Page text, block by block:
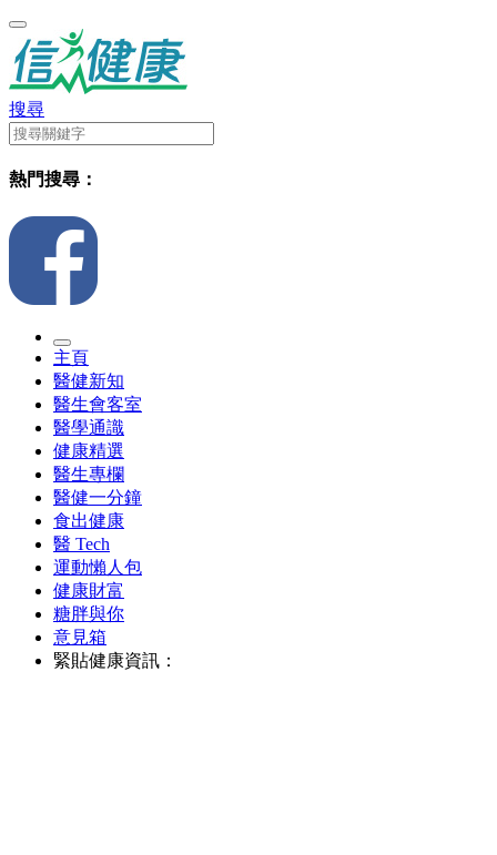
搜尋
熱門搜尋：
主頁
醫健新知
醫生會客室
醫學通識
健康精選
醫生專欄
醫健一分鐘
食出健康
醫 Tech
運動懶人包
健康財富
糖胖與你
意見箱
緊貼健康資訊：